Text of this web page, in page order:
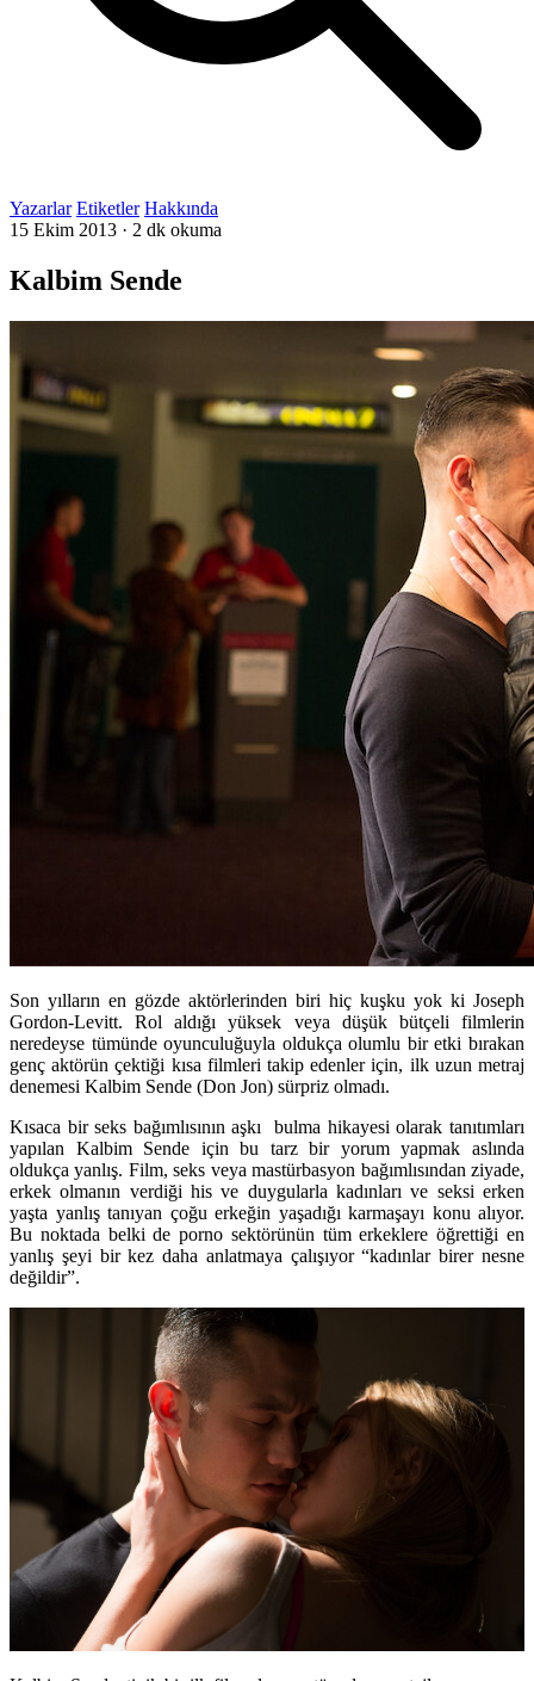
Yazarlar Etiketler Hakkında
15 Ekim 2013 · 2 dk okuma
Kalbim Sende
Son yılların en gözde aktörlerinden biri hiç kuşku yok ki Joseph
Gordon-Levitt. Rol aldığı yüksek veya düşük bütçeli filmlerin
neredeyse tümünde oyunculuğuyla oldukça olumlu bir etki bırakan
genç aktörün çektiği kısa filmleri takip edenler için, ilk uzun metraj
denemesi Kalbim Sende (Don Jon) sürpriz olmadı.
Kısaca bir seks bağımlısının aşkı bulma hikayesi olarak tanıtımları
yapılan Kalbim Sende için bu tarz bir yorum yapmak aslında
oldukça yanlış. Film, seks veya mastürbasyon bağımlısından ziyade,
erkek olmanın verdiği his ve duygularla kadınları ve seksi erken
yaşta yanlış tanıyan çoğu erkeğin yaşadığı karmaşayı konu alıyor.
Bu noktada belki de porno sektörünün tüm erkeklere öğrettiği en
yanlış şeyi bir kez daha anlatmaya çalışıyor “kadınlar birer nesne
değildir”.